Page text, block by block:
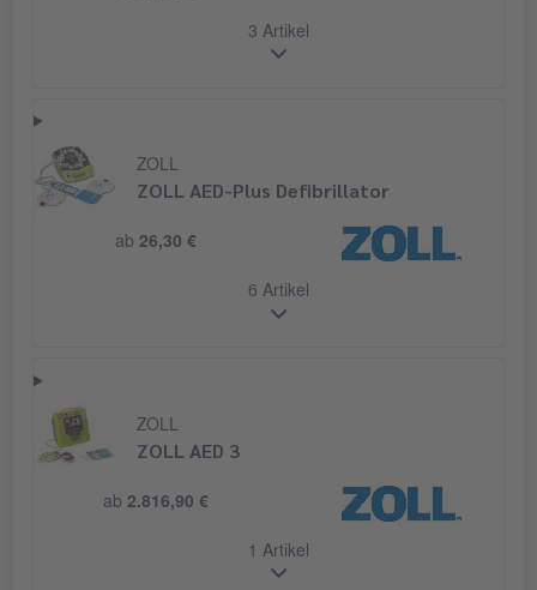
3 Artikel
ZOLL
ZOLL AED-Plus Defibrillator
ab 26,30 €
6 Artikel
ZOLL
ZOLL AED 3
ab 2.816,90 €
1 Artikel